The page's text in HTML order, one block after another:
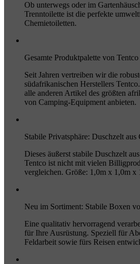
Ob unterwegs oder im
Trenntoilette ist die perfekte
Chemietoiletten.
Gesamte Produktpalette von Tentco
Seit Jahren vertreiben wir die
südafrikanischen Herstellers
alle anderen Artikel des größten
von Camping-Equipment anbieten.
Stabile Privatsphäre: Duschzelt aus
Dieses äußerst stabile Duschzelt
Tentco ist nicht mit vielen
vergleichen. Größe: 1,0m x 1,0m x
Neu im Sortiment: Stabile Boxen
Eine qualitativ hervorragend
für Ihre Ausrüstung. Speziell für
Feldarbeit sowie fürs Reisen